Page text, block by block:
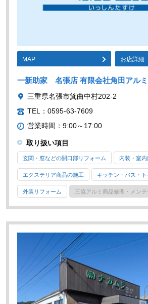
MAP お店詳細
一新助家 名張店 有限会社角田アル
三重県名張市箕曲中村202-2
TEL：0595-63-7609
営業時間：9:00～17:00
取り扱い項目
玄関・窓などの開口部リフォーム 内装・室
エクステリア商品の施工 キッチン・バス・
外装リフォーム 三協アルミ商品修理・メンテ